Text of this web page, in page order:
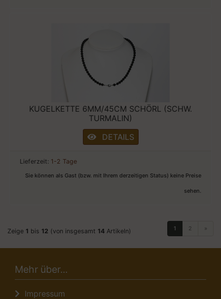
KUGELKETTE 6MM/45CM SCHÖRL (SCHW.
TURMALIN)
DETAILS
Lieferzeit: 1-2 Tage
Sie können als Gast (bzw. mit Ihrem derzeitigen Status) keine Preise
sehen.
Zeige 1 bis 12 (von insgesamt 14 Artikeln) 1 2 »
Mehr über...
Impressum